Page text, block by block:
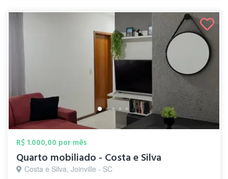
R$ 1.000,00 por mês
Quarto mobiliado - Costa e Silva
Costa e Silva, Joinville - SC